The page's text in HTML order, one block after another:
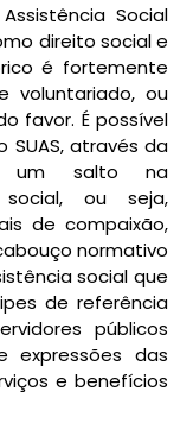
Social
direito social e
é fortemente
voluntariado, ou
favor. É possível
através da
um salto na
social, ou seja,
de compaixão,
normativo
social que
de referência
públicos
expressões das
e benefícios